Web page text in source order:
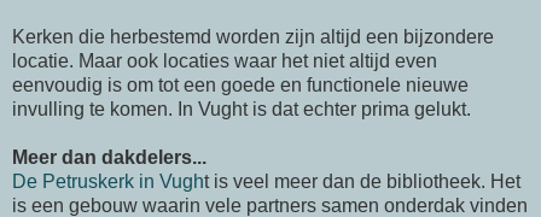
Kerken die herbestemd worden zijn altijd een bijzondere
locatie. Maar ook locaties waar het niet altijd even
eenvoudig is om tot een goede en functionele nieuwe
invulling te komen. In Vught is dat echter prima gelukt.
Meer dan dakdelers...
De Petruskerk in Vught is veel meer dan de bibliotheek. Het
is een gebouw waarin vele partners samen onderdak vinden